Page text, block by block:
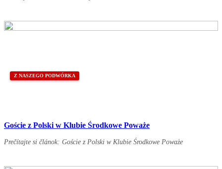
Z NASZEGO PODWÓRKA
Goście z Polski w Klubie Środkowe Poważe
Prečítajte si článok: Goście z Polski w Klubie Środkowe Poważe